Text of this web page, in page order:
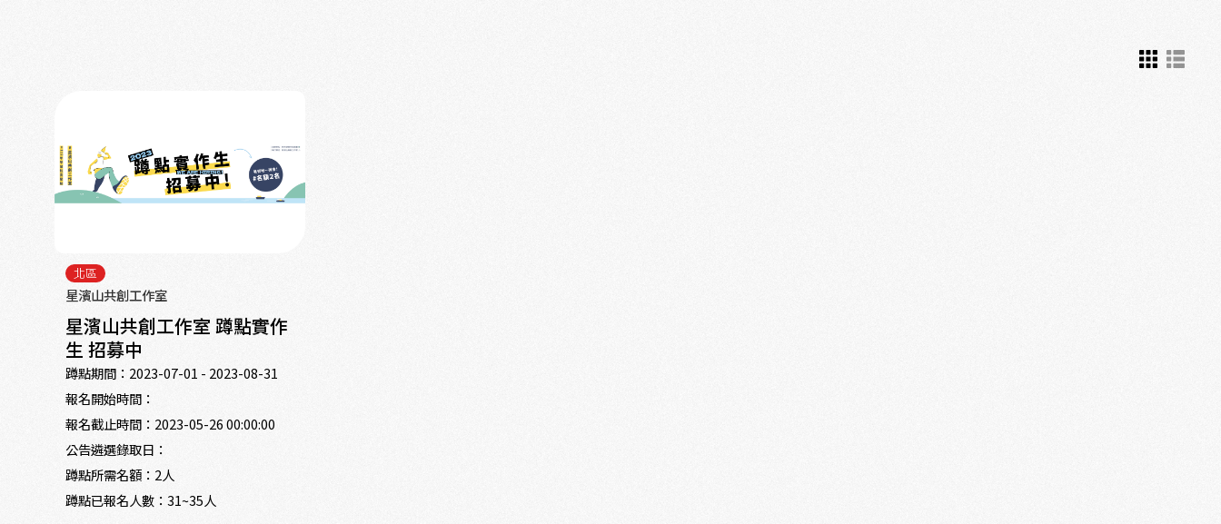
北區
星濱山共創工作室
星濱山共創工作室 蹲點實作
生 招募中
蹲點期間： 2023-07-01 - 2023-08-31
報名開始時間：
報名截止時間： 2023-05-26 00:00:00
公告遴選錄取日：
蹲點所需名額： 2人
蹲點已報名人數：31~35人